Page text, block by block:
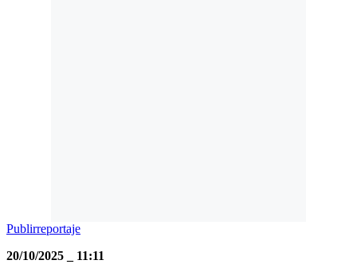
Publirreportaje
20/10/2025
11:11